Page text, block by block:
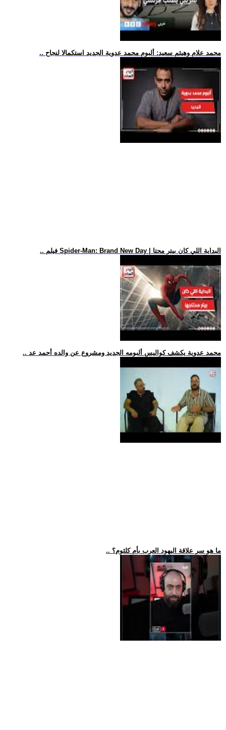
.. محمد علام وهيثم سعيد: ألبوم محمد عدوية الجديد استكمالا لنجاح
.. فيلم Spider-Man: Brand New Day | البداية اللي كان بيتر محتا
.. محمد عدوية يكشف كواليس ألبومه الجديد ومشروع عن والده أحمد عد
.. ما هو سر علاقة اليهود العرب بأم كلثوم؟